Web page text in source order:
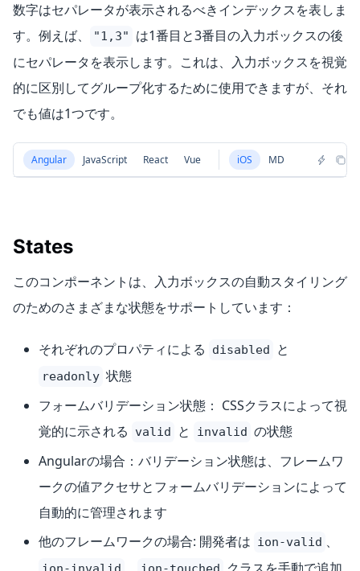
数字はセパレータが表示されるべきインデックスを表しま
す。例えば、
"1,3"
は1番目と3番目の入力ボックスの後
にセパレータを表示します。これは、入力ボックスを視覚
的に区別してグループ化するために使用できますが、それ
でも値は1つです。
Angular JavaScript React Vue iOS MD
States
このコンポーネントは、入力ボックスの自動スタイリング
のためのさまざまな状態をサポートしています：
それぞれのプロパティによる disabled と
readonly 状態
フォームバリデーション状態： CSSクラスによって視
覚的に示される
valid と invalid の状態
Angularの場合：バリデーション状態は、フレームワ
ークの値アクセサとフォームバリデーションによって
自動的に管理されます
他のフレームワークの場合: 開発者は ion-valid 、